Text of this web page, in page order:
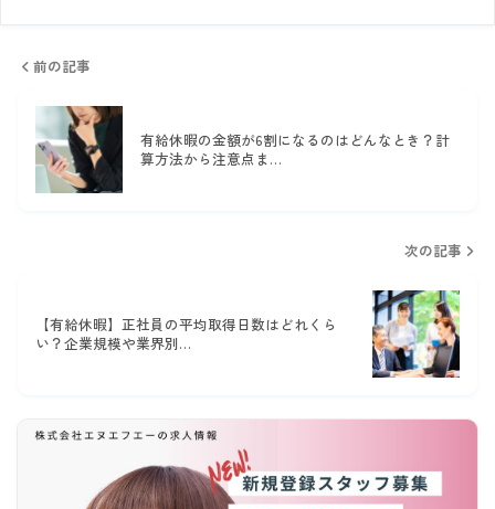
前の記事
有給休暇の金額が6割になるのはどんなとき？計
算方法から注意点ま…
次の記事
【有給休暇】正社員の平均取得日数はどれくら
い？企業規模や業界別…